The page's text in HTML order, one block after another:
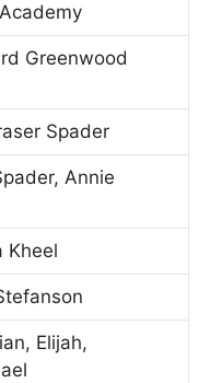
Greenwood
Spader
Annie
Kheel
Elijah,